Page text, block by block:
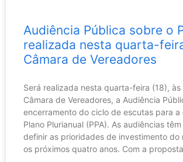
Audiência Pública sobre o
realizada nesta quarta-
Câmara de Vereadores
Será realizada nesta quarta-feira (18), às
Câmara de Vereadores, a Audiência
encerramento do ciclo de escutas para
Plano Plurianual (PPA). As audiências
definir as prioridades de investimento do
os próximos quatro anos. Com a